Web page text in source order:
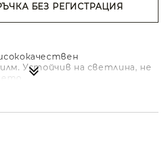
Устойчив на светлина, не
БЕЗ РЕГИСТРАЦИЯ
сПолитиката за лични